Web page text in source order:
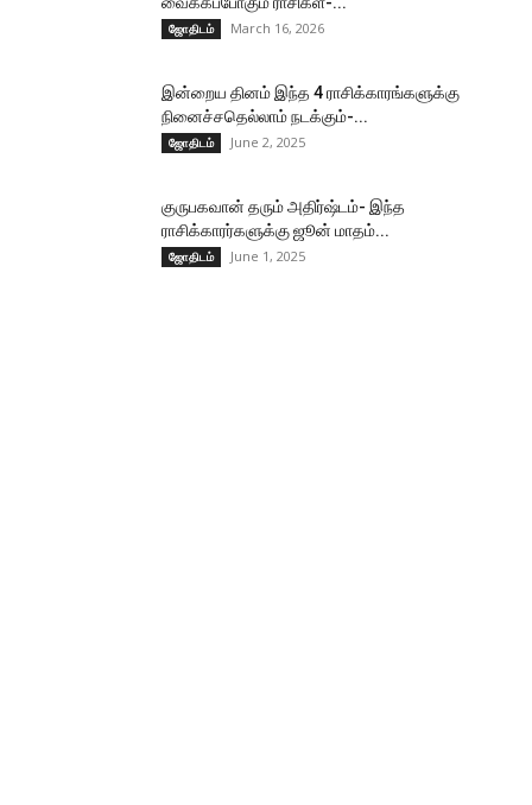
ஜோதிடம் March 16, 2026
இன்றைய தினம் இந்த 4 ராசிக்காரங்களுக்கு
நினைச்சதெல்லாம் நடக்கும்-...
ஜோதிடம் June 2, 2025
குருபகவான் தரும் அதிர்ஷ்டம்- இந்த
ராசிக்காரர்களுக்கு ஜூன் மாதம்...
ஜோதிடம் June 1, 2025